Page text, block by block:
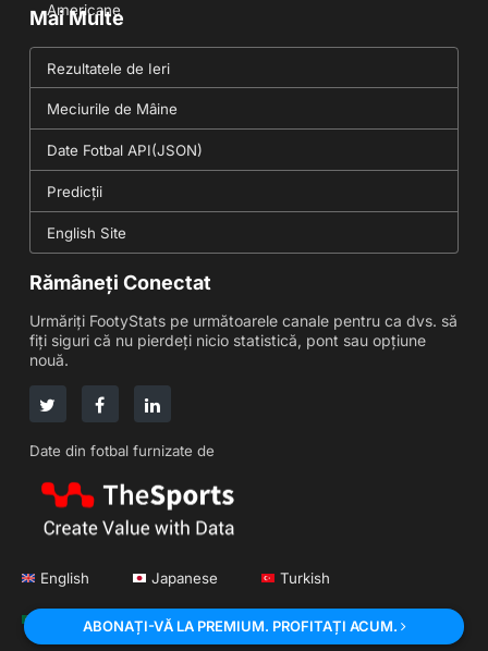
Americane
Mai Multe
Rezultatele de Ieri
Meciurile de Mâine
Date Fotbal API(JSON)
Predicții
English Site
Rămâneți Conectat
Urmăriți FootyStats pe următoarele canale pentru ca dvs. să
fiți siguri că nu pierdeți nicio statistică, pont sau opțiune
nouă.
Date din fotbal furnizate de
English Japanese Turkish
Portuguese Korean Russian
ABONAȚI-VĂ LA PREMIUM. PROFITAȚI ACUM.